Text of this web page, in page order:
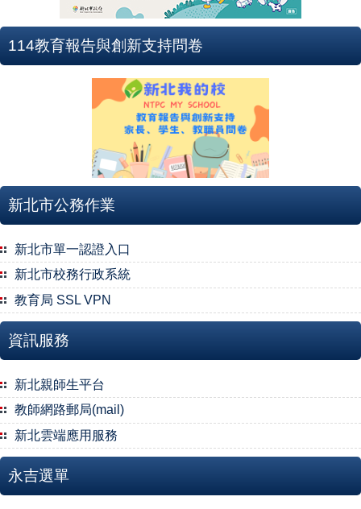
114教育報告與創新支持問卷
新北市公務作業
新北市單一認證入口
新北市校務行政系統
教育局 SSL VPN
資訊服務
新北親師生平台
教師網路郵局(mail)
新北雲端應用服務
永吉選單